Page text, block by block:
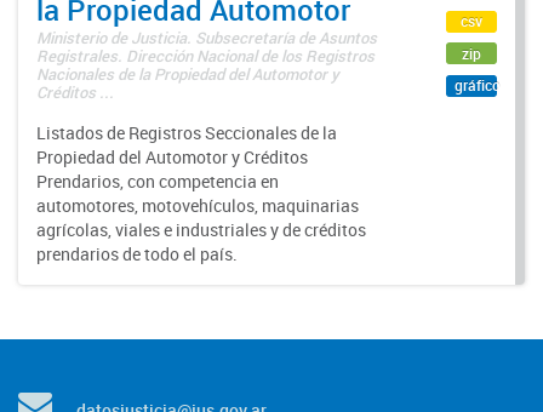
la Propiedad Automotor
Ministerio de Justicia. Subsecretaría de Asuntos
Registrales. Dirección Nacional de los Registros
Nacionales de la Propiedad del Automotor y
Créditos ...
Listados de Registros Seccionales de la
Propiedad del Automotor y Créditos
Prendarios, con competencia en
automotores, motovehículos, maquinarias
agrícolas, viales e industriales y de créditos
prendarios de todo el país.
csv
zip
gráfico